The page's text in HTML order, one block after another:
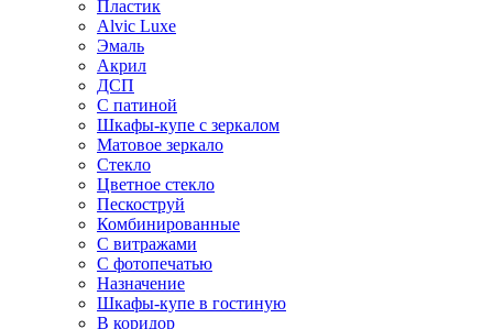
Пластик
Alvic Luxe
Эмаль
Акрил
ДСП
С патиной
Шкафы-купе с зеркалом
Матовое зеркало
Стекло
Цветное стекло
Пескоструй
Комбинированные
С витражами
С фотопечатью
Назначение
Шкафы-купе в гостиную
В коридор